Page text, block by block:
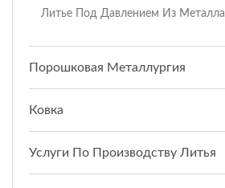
Литье Под Давлением Из Металла
Порошковая Металлургия
Ковка
Услуги По Производству Литья